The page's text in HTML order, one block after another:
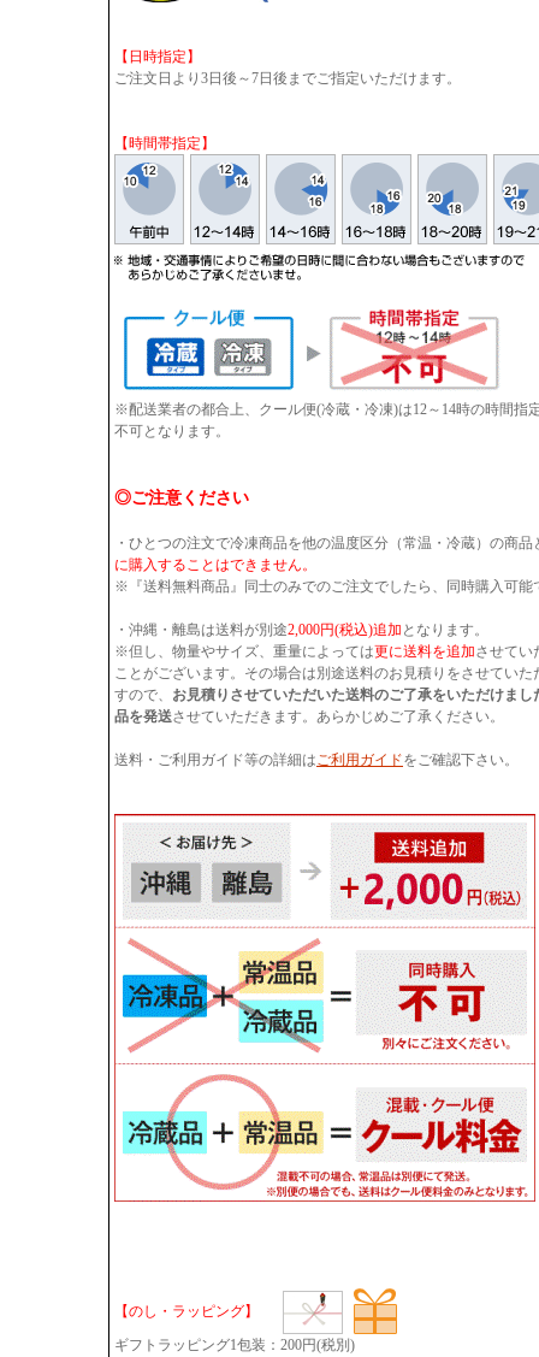
【日時指定】
ご注文日より3日後～7日後までご指定いただけます。
【時間帯指定】
※配送業者の都合上、クール便(冷蔵・冷凍)は12～14時の時間
不可となります。
◎ご注意ください
・ひとつの注文で冷凍商品を他の温度区分（常温・冷蔵）の商品
に購入することはできません。
※『送料無料商品』同士のみでのご注文でしたら、同時購入可能
・沖縄・離島は送料が別途2,000円(税込)追加 となります。
※但し、物量やサイズ、重量によっては更に送料を追加させてい
ことがございます。その場合は別途送料のお見積りをさせていた
すので、 お見積りさせていただいた送料のご了承をいただけまし
品を発送させていただきます。あらかじめご了承ください。
送料・ご利用ガイド等の詳細はご利用ガイドをご確認下さい。
【のし・ラッピング】
ギフトラッピング1包装：200円(税別)